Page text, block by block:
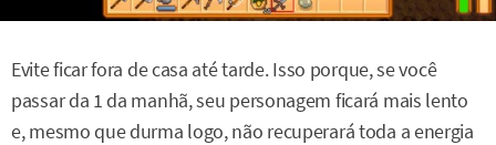
Evite ficar fora de casa até tarde. Isso porque, se você
passar da 1 da manhã, seu personagem ficará mais lento
e, mesmo que durma logo, não recuperará toda a energia